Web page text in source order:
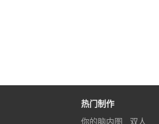
热门制作
你的脑内图
双人